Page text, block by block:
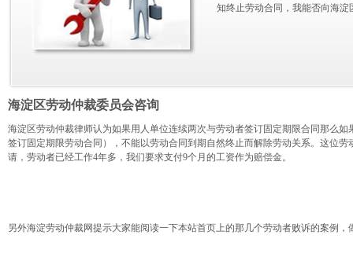
知终止劳动合同，我能否向海
海淀区劳动仲裁委员会咨询
海淀区劳动仲裁律师认为如果用人单位连续两次与劳动者签订固定期限合同那么
签订固定期限劳动合同），不能以劳动合同到期自然终止而解除劳动关系。这位
请，劳动者已经工作4年多，我们要求支付9个月的工资作为赔偿金。
另外海淀劳动仲裁网提示大家能阅读一下本站首页上的那几个劳动者败诉的案例